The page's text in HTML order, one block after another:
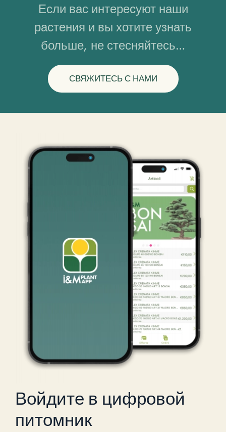
Если вас интересуют наши
растения и вы хотите узнать
больше, не стесняйтесь…
СВЯЖИТЕСЬ С НАМИ
Войдите в цифровой
питомник